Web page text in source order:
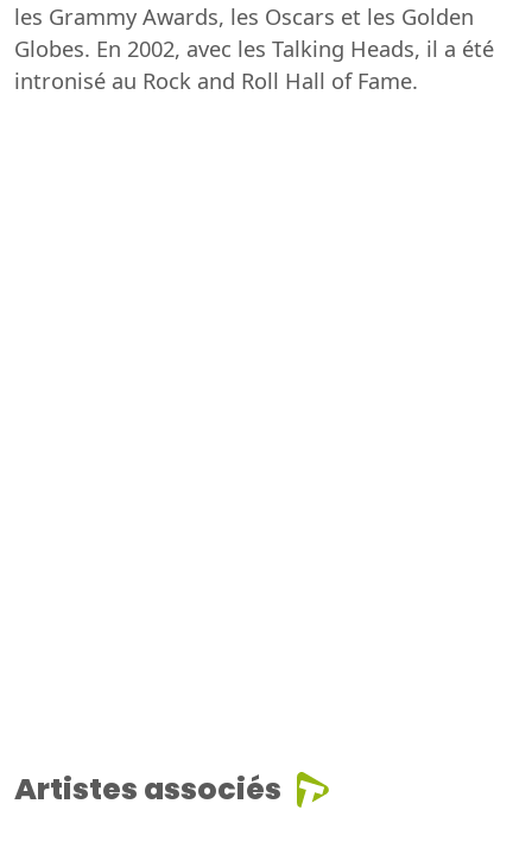
les Grammy Awards, les Oscars et les Golden
Globes. En 2002, avec les Talking Heads, il a été
intronisé au Rock and Roll Hall of Fame.
Artistes associés